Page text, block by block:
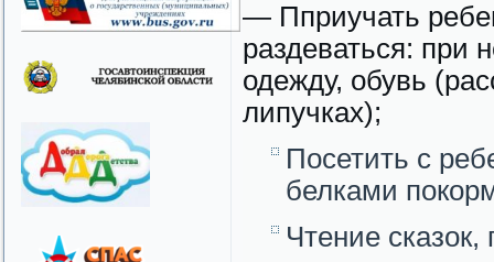
— Пприучать
раздеваться: при
одежду, обувь
липучках);
Посетить с
белками
Чтение